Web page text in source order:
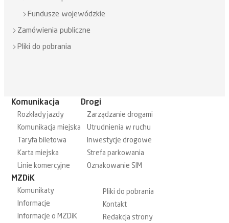
Fundusze wojewódzkie
Zamówienia publiczne
Pliki do pobrania
Komunikacja
Rozkłady jazdy
Komunikacja miejska
Taryfa biletowa
Karta miejska
Linie komercyjne
Drogi
Zarządzanie drogami
Utrudnienia w ruchu
Inwestycje drogowe
Strefa parkowania
Oznakowanie SIM
MZDiK
Komunikaty
Informacje
Informacje o MZDiK
Pliki do pobrania
Kontakt
Redakcja strony